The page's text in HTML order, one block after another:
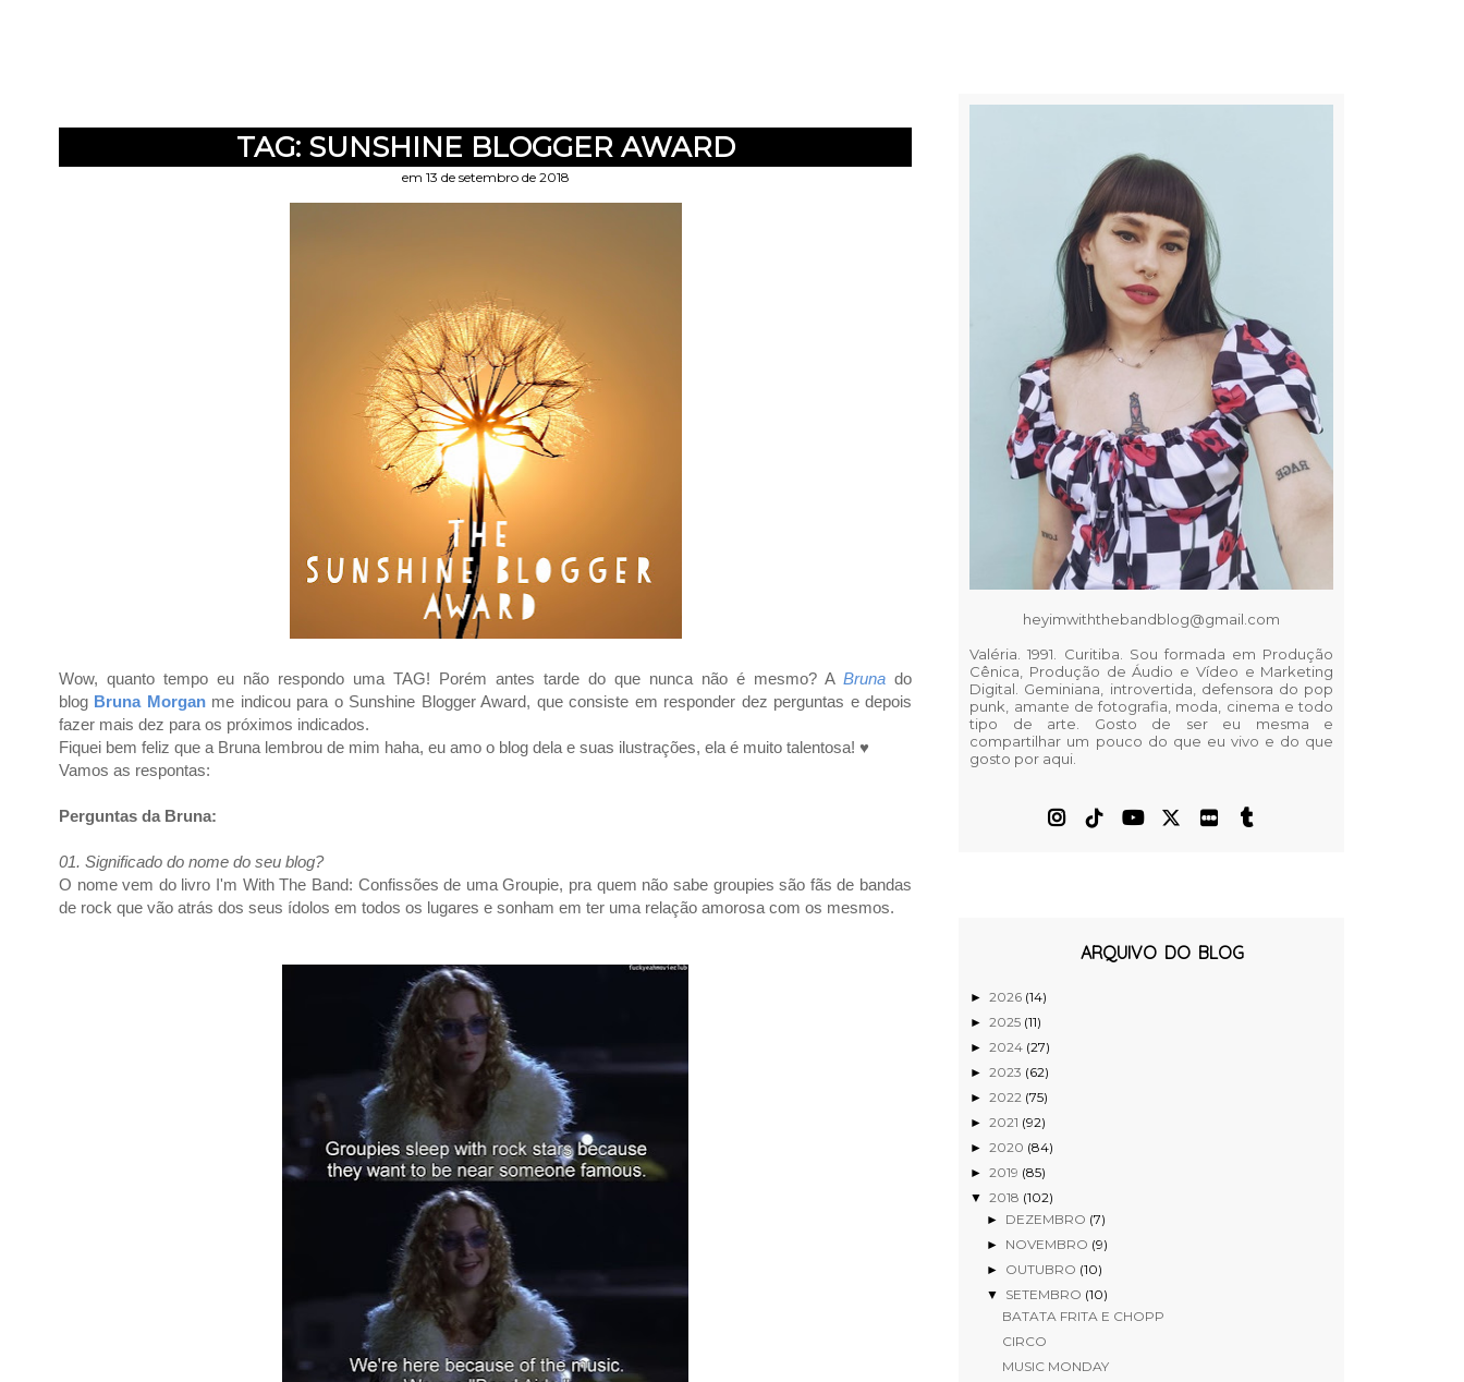
TAG: SUNSHINE BLOGGER AWARD
em 13 de setembro de 2018
Wow, quanto tempo eu não respondo uma TAG! Porém antes tarde do que nunca não é mesmo? A Bruna do
blog Bruna Morgan me indicou para o Sunshine Blogger Award, que consiste em responder dez perguntas e depois
fazer mais dez para os próximos indicados.
Fiquei bem feliz que a Bruna lembrou de mim haha, eu amo o blog dela e suas ilustrações, ela é muito talentosa! ♥
Vamos as respontas:
Perguntas da Bruna:
01. Significado do nome do seu blog?
O nome vem do livro I'm With The Band: Confissões de uma Groupie, pra quem não sabe groupies são fãs de bandas
de rock que vão atrás dos seus ídolos em todos os lugares e sonham em ter uma relação amorosa com os mesmos.
heyimwiththebandblog@gmail.com
Valéria. 1991. Curitiba. Sou formada em Produção
Cênica, Produção de Áudio e Vídeo e Marketing
Digital. Geminiana, introvertida, defensora do pop
punk, amante de fotografia, moda, cinema e todo
tipo de arte. Gosto de ser eu mesma e
compartilhar um pouco do que eu vivo e do que
gosto por aqui.
ARQUIVO DO BLOG
►2026 (14)
►2025 (11)
►2024 (27)
►2023 (62)
►2022 (75)
►2021 (92)
►2020 (84)
►2019 (85)
▼2018 (102)
► DEZEMBRO (7)
► NOVEMBRO (9)
► OUTUBRO (10)
▼ SETEMBRO (10)
BATATA FRITA E CHOPP
CIRCO
MUSIC MONDAY